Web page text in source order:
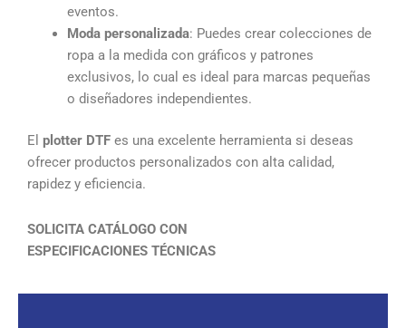
eventos.
Moda personalizada: Puedes crear colecciones de
ropa a la medida con gráficos y patrones
exclusivos, lo cual es ideal para marcas pequeñas
o diseñadores independientes.
El plotter DTF es una excelente herramienta si deseas
ofrecer productos personalizados con alta calidad,
rapidez y eficiencia.
SOLICITA CATÁLOGO CON
ESPECIFICACIONES TÉCNICAS